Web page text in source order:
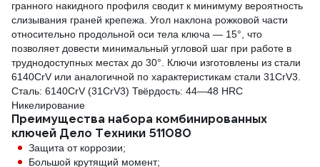
гранного накидного профиля сводит к минимуму вероятность
слизывания граней крепежа. Угол наклона рожковой части
относительно продольной оси тела ключа — 15°, что
позволяет довести минимальный угловой шаг при работе в
труднодоступных местах до 30°. Ключи изготовлены из стали
6140CrV или аналогичной по характеристикам стали 31CrV3.
Сталь: 6140CrV (31CrV3) Твёрдость: 44—48 HRC
Никелирование
Преимущества набора комбинированных
ключей Дело Техники 511080
Защита от коррозии;
Большой крутящий момент;